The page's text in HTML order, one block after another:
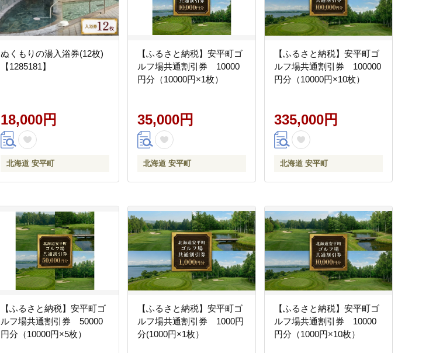
ぬくもりの湯入浴券(12枚)
【1285181】
18,000円
北海道 安平町
【ふるさと納税】安平町ゴ
ルフ場共通割引券 10000
円分（10000円×1枚）
35,000円
北海道 安平町
【ふるさと納税】安平町ゴ
ルフ場共通割引券 100000
円分（10000円×10枚）
335,000円
北海道 安平町
【ふるさと納税】安平町ゴ
ルフ場共通割引券 50000
円分（10000円×5枚）
【ふるさと納税】安平町ゴ
ルフ場共通割引券 1000円
分(1000円×1枚）
【ふるさと納税】安平町ゴ
ルフ場共通割引券 10000
円分（1000円×10枚）